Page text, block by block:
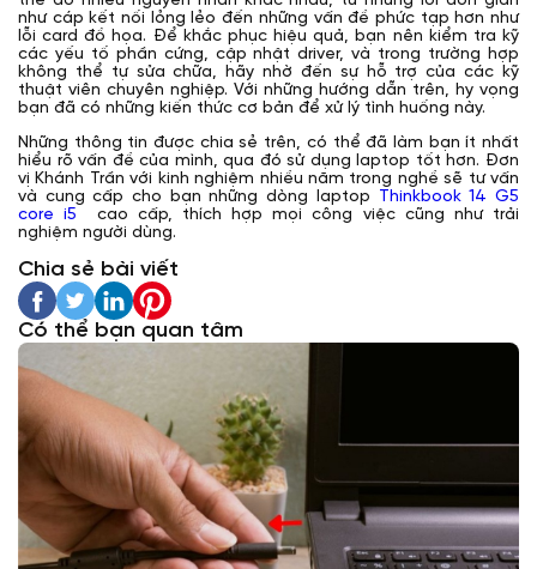
như cáp kết nối lỏng lẻo đến những vấn đề phức tạp hơn như
lỗi card đồ họa. Để khắc phục hiệu quả, bạn nên kiểm tra kỹ
các yếu tố phần cứng, cập nhật driver, và trong trường hợp
không thể tự sửa chữa, hãy nhờ đến sự hỗ trợ của các kỹ
thuật viên chuyên nghiệp. Với những hướng dẫn trên, hy vọng
bạn đã có những kiến thức cơ bản để xử lý tình huống này.
Những thông tin được chia sẻ trên, có thể đã làm bạn ít nhất
hiểu rõ vấn đề của mình, qua đó sử dụng laptop tốt hơn. Đơn
vị Khánh Trần với kinh nghiệm nhiều năm trong nghề sẽ tư vấn
và cung cấp cho bạn những dòng laptop Thinkbook 14 G5
core i5 cao cấp, thích hợp mọi công việc cũng như trải
nghiệm người dùng.
Chia sẻ bài viết
Có thể bạn quan tâm